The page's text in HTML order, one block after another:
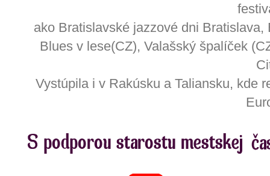
ako Bratislavské jazzové dni
Blues v lese(CZ), Valašský špalíček
Vystúpila i v Rakúsku a Taliansku, kde